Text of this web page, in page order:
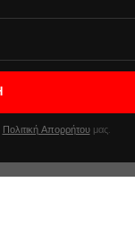
Πολιτική Απορρήτουμας.